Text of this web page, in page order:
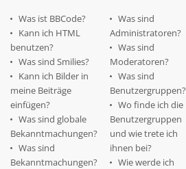
Was ist BBCode?
Kann ich HTML
benutzen?
Was sind Smilies?
Kann ich Bilder in
meine Beiträge
einfügen?
Was sind globale
Bekanntmachungen?
Was sind
Bekanntmachungen?
Was sind
Administratoren?
Was sind
Moderatoren?
Was sind
Benutzergruppen?
Wo finde ich die
Benutzergruppen
und wie trete ich
ihnen bei?
Wie werde ich